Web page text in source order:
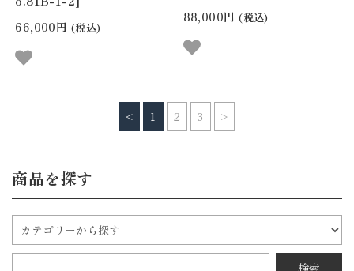
66,000円 (税込)
88,000円 (税込)
< 1 2 3 >
商品を探す